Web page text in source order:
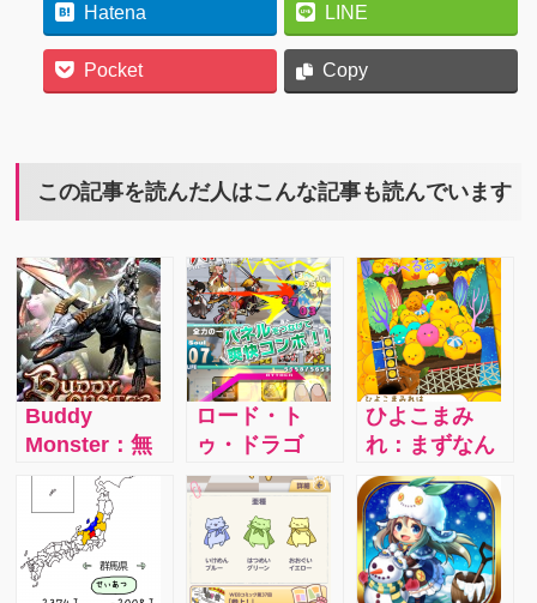
Hatena LINE
Pocket Copy
この記事を読んだ人はこんな記事も読んでいます
Buddy
Monster：無
課金でも遊べ
る！これが本
当にハマりま
す！
ロード・ト
ゥ・ドラゴ
ン/iphone：無
課金でも遊べ
る！パネルタ
ッチでキャラ
クターを操作
ひよこまみ
れ：まずなん
たって、出て
くるひよこが
かわいい！ 最
初は『ピいち
ろう』『ピじ